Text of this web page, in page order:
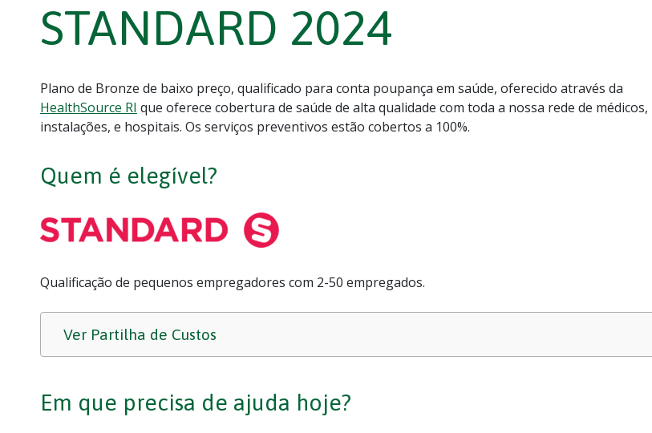
STANDARD 2024
Plano de Bronze de baixo preço, qualificado para conta poupança em saúde, oferecido através da
HealthSource RI que oferece cobertura de saúde de alta qualidade com toda a nossa rede de médicos,
instalações, e hospitais. Os serviços preventivos estão cobertos a 100%.
Quem é elegível?
Qualificação de pequenos empregadores com 2-50 empregados.
Ver Partilha de Custos
Em que precisa de ajuda hoje?